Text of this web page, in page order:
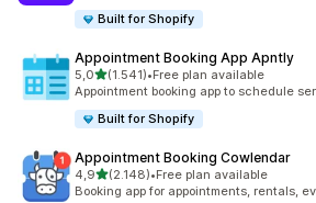
Built for Shopify
Appointment Booking App Apntly
5,05 yıldız üzerinden
(1.541)
toplam 1541 değerlendirme
•Free plan available
Appointment booking app to schedule
Built for Shopify
Appointment Booking Cowlendar
4,95 yıldız üzerinden
(2.148)
toplam 2148 değerlendirme
•Free plan available
Booking app for appointments, rentals,